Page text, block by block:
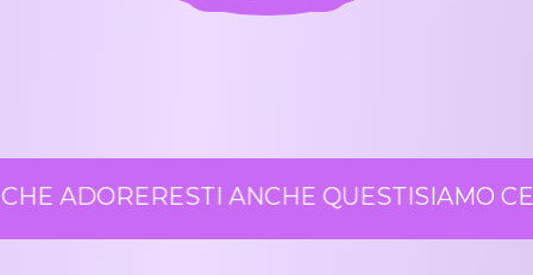
ADORERESTI ANCHE QUESTISIAMO